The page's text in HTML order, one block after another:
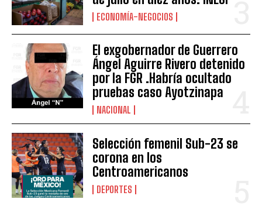
ECONOMÍA-NEGOCIOS
El exgobernador de Guerrero
Ángel Aguirre Rivero detenido
por la FGR .Habría ocultado
pruebas caso Ayotzinapa
NACIONAL
Selección femenil Sub-23 se
corona en los
Centroamericanos
DEPORTES